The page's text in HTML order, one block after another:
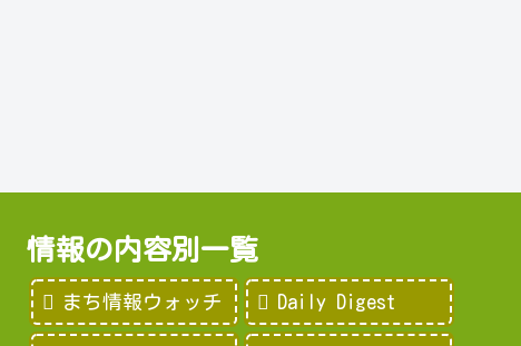
情報の内容別一覧
まち情報ウォッチ Daily Digest